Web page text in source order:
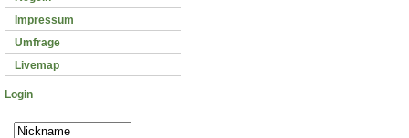
Impressum
Umfrage
Livemap
Login